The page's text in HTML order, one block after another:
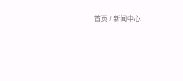
首页 / 新闻中心